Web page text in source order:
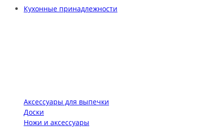
Кухонные принадлежности
Аксессуары для выпечки
Доски
Ножи и аксессуары